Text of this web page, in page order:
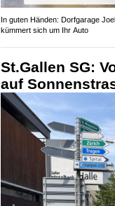
In guten Händen: Dorfgarage
kümmert sich um Ihr Auto
St.Gallen SG:
auf